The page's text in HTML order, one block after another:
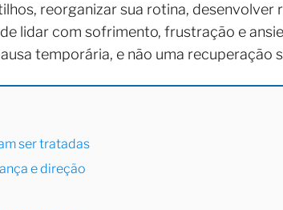
reorganizar sua rotina, desenvolver
lidar com sofrimento, frustração e
temporária, e não uma recuperação
ser tratadas
e direção